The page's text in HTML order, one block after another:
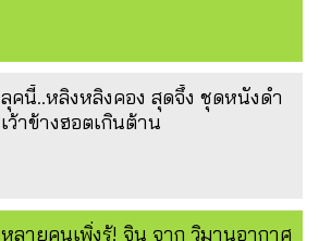
ลุคนี้..หลิงหลิงคอง สุดจึ้ง ชุดหนังดำ
เว้าข้างฮอตเกินต้าน
หลายคนเพิ่งรู้! จิน จาก วิมานอากาศ